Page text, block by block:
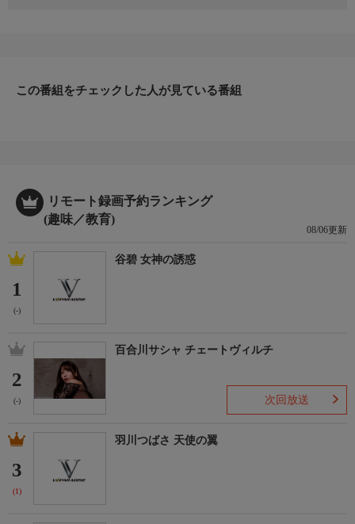
この番組をチェックした人が見ている番組
リモート録画予約ランキング
(趣味／教育)
08/06更新
1
(-)
谷碧 女神の誘惑
2
(-)
百合川サシャ チェートヴィルチ
次回放送
3
(1)
羽川つばさ 天使の翼